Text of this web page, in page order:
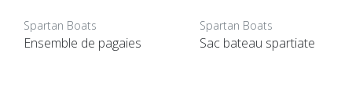
Spartan Boats
Ensemble de pagaies
Spartan Boats
Sac bateau spartiate